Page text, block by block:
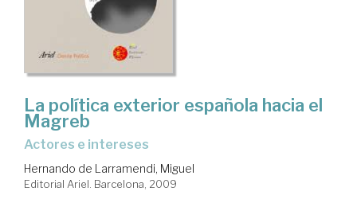
La política exterior española hacia el
Magreb
actores e intereses
Hernando de Larramendi, Miguel
Editorial Ariel. Barcelona, 2009